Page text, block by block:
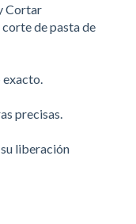
Cortar
de pasta de
precisas.
liberación